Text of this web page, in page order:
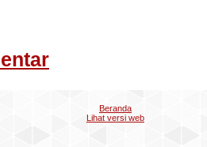
Beranda
Lihat versi web